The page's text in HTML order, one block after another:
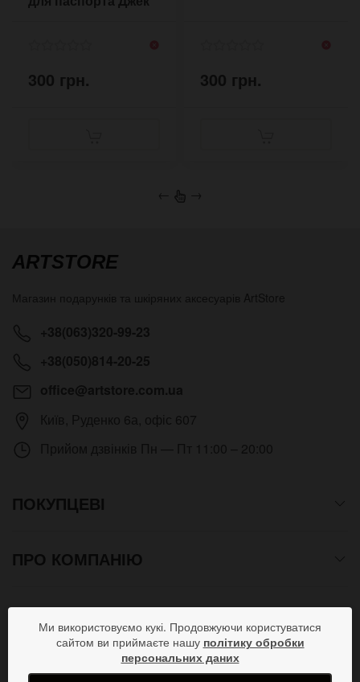
300 грн. 300 грн.
← →
ARTSTORE
ПОКУПЦЕВІ
ПРО КОМПАНІЮ
СПОСОБИ ОПЛАТИ
ПРИЄДНУЙСЯ В СОЦМЕРЕЖАХ
Ми використовуємо кукі. Продовжуючи користуватися
сайтом ви приймаєте нашу політику обробки
персональних даних